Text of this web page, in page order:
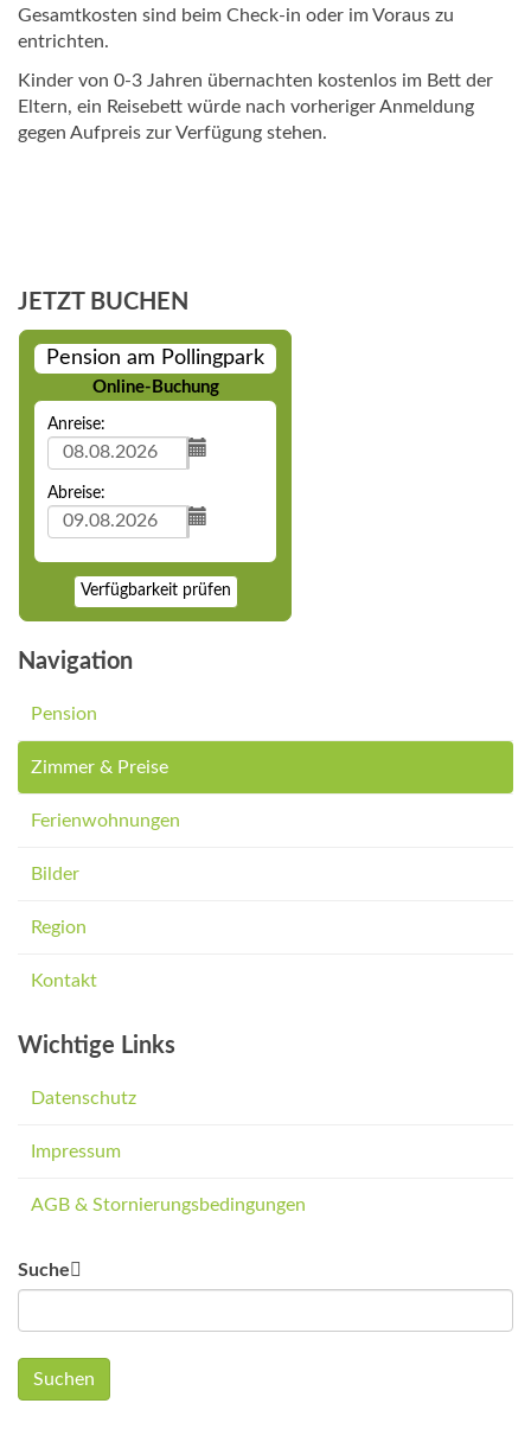
Gesamtkosten sind beim Check-in oder im Voraus zu
entrichten.
Kinder von 0-3 Jahren übernachten kostenlos im Bett der
Eltern, ein Reisebett würde nach vorheriger Anmeldung
gegen Aufpreis zur Verfügung stehen.
JETZT BUCHEN
Pension am Pollingpark
Online-Buchung
Anreise:
Abreise:
Verfügbarkeit prüfen
Navigation
Pension
Zimmer & Preise
Ferienwohnungen
Bilder
Region
Kontakt
Wichtige Links
Datenschutz
Impressum
AGB & Stornierungsbedingungen
Suche
Suchen